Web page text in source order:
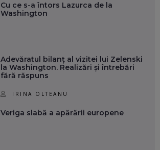
Cu ce s-a întors Lazurca de la
Washington
Adevăratul bilanț al vizitei lui Zelenski
la Washington. Realizări și întrebări
fără răspuns
IRINA OLTEANU
Veriga slabă a apărării europene